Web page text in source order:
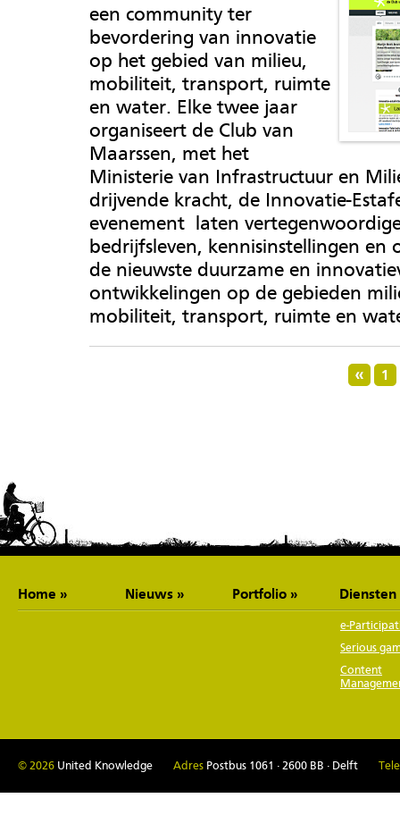
een community ter
bevordering van innovatie
op het gebied van milieu,
mobiliteit, transport, ruimte
en water. Elke twee jaar
organiseert de Club van
Maarssen, met het
Ministerie van Infrastructuur en
drijvende kracht, de Innovatie-
evenement laten
bedrijfsleven, kennisinstellingen en
de nieuwste duurzame en
ontwikkelingen op de gebieden
mobiliteit, transport, ruimte en
1
Home Nieuws Portfolio Diensten
e-
Serious
Content
© 2026 United Knowledge Adres Postbus 1061 · 2600 BB · Delft